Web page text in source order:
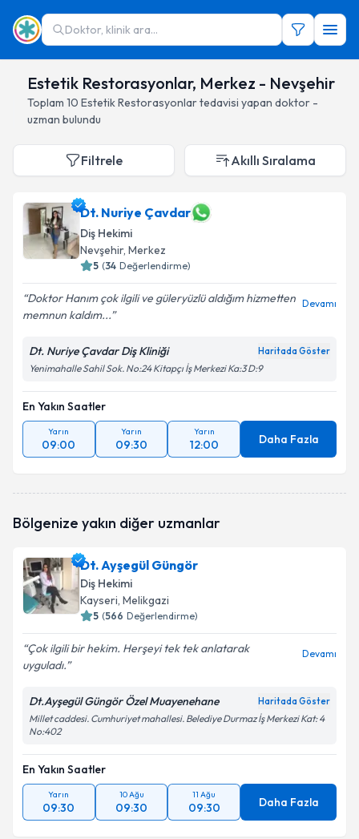
Doktor, klinik ara...
Estetik Restorasyonlar, Merkez - Nevşehir
Toplam 10 Estetik Restorasyonlartedavisi yapan doktor -
uzman bulundu
Filtrele Akıllı Sıralama
Dt. Nuriye Çavdar
Diş Hekimi
Nevşehir, Merkez
5 (34 Değerlendirme)
Doktor Hanım çok ilgili ve güleryüzlü aldığım hizmetten
memnun kaldım...
Devamı
Dt. Nuriye Çavdar Diş Kliniği Haritada Göster
Yenimahalle Sahil Sok. No:24 Kitapçı İş Merkezi Ka:3 D:9
En Yakın Saatler
Yarın
09:00
Yarın
09:30
Yarın
12:00 Daha Fazla
Bölgenize yakın diğer uzmanlar
Dt. Ayşegül Güngör
Diş Hekimi
Kayseri, Melikgazi
5 (566 Değerlendirme)
Çok ilgili bir hekim. Herşeyi tek tek anlatarak
uyguladı.
Devamı
Dt.Ayşegül Güngör Özel Muayenehane Haritada Göster
Millet caddesi. Cumhuriyet mahallesi. Belediye Durmaz İş Merkezi Kat: 4
No:402
En Yakın Saatler
Yarın
09:30
10 Ağu
09:30
11 Ağu
09:30 Daha Fazla